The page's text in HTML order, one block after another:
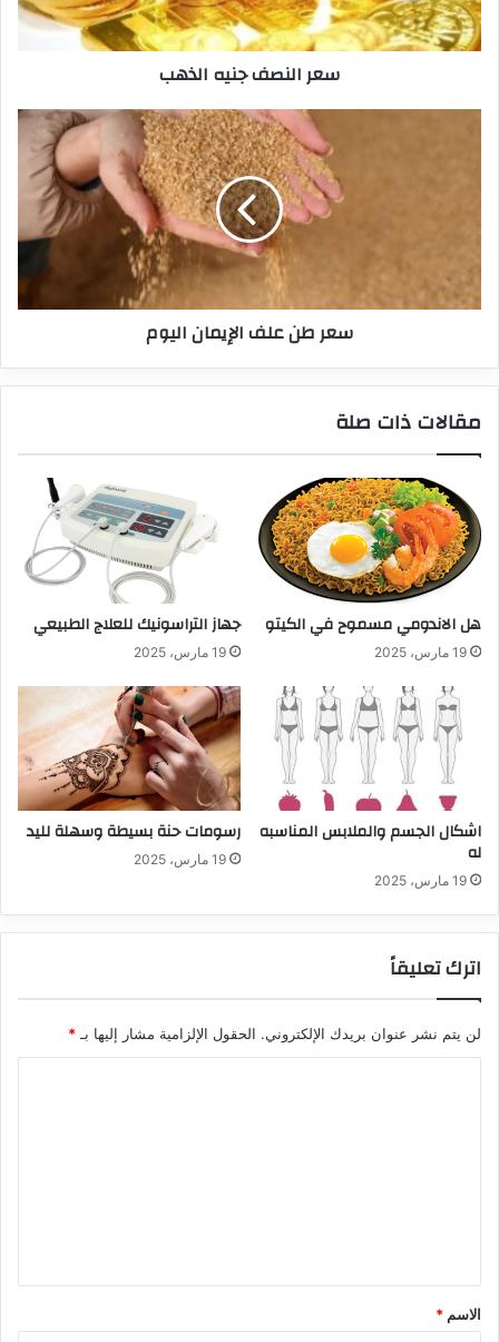
سعر النصف جنيه الذهب
سعر طن علف الإيمان اليوم
مقالات ذات صلة
هل الاندومي مسموح في الكيتو
19 مارس، 2025
جهاز التراسونيك للعلاج الطبيعي
19 مارس، 2025
اشكال الجسم والملابس المناسبه
له
19 مارس، 2025
رسومات حنة بسيطة وسهلة لليد
19 مارس، 2025
اترك تعليقاً
لن يتم نشر عنوان بريدك الإلكتروني. الحقول الإلزامية مشار إليها بـ*
*
الاسم *